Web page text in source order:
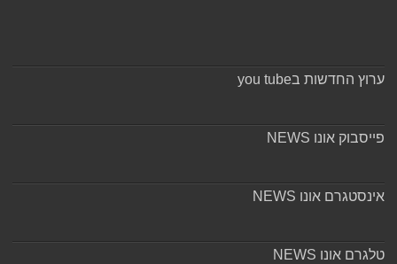
ערוץ החדשות בyou tube
פייסבוק אונו NEWS
אינסטגרם אונו NEWS
טלגרם אונו NEWS